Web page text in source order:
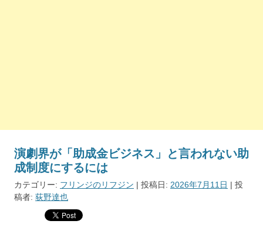
演劇界が「助成金ビジネス」と言われない助
成制度にするには
カテゴリー: フリンジのリフジン | 投稿日: 2026年7月11日 | 投
稿者: 荻野達也